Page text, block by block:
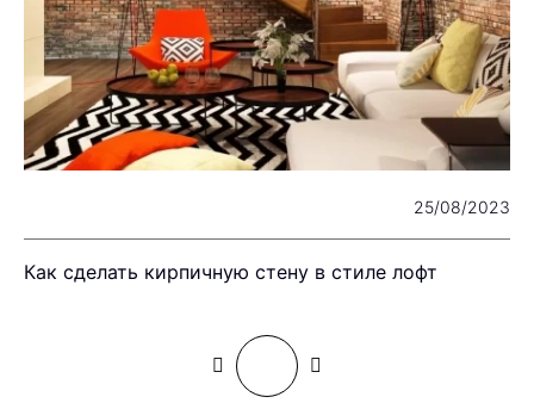
25/08/2023
Как сделать кирпичную стену в стиле лофт